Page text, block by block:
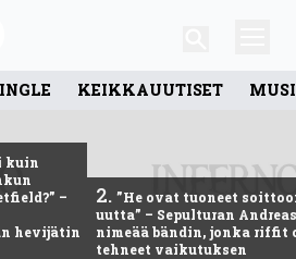
KEIKKAUUTISET
kuin
–
hevijätin
2. ”He ovat tuoneet
uutta” – Sepulturan
nimeää bändin, jonka riffit
tehneet vaikutuksen